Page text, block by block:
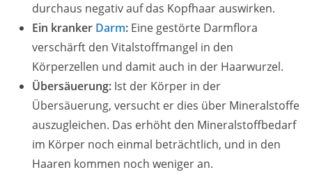
durchaus negativ auf das Kopfhaar auswirken.
Ein kranker Darm: Eine gestörte Darmflora
verschärft den Vitalstoffmangel in den
Körperzellen und damit auch in der Haarwurzel.
Übersäuerung: Ist der Körper in der
Übersäuerung, versucht er dies über Mineralstoffe
auszugleichen. Das erhöht den Mineralstoffbedarf
im Körper noch einmal beträchtlich, und in den
Haaren kommen noch weniger an.